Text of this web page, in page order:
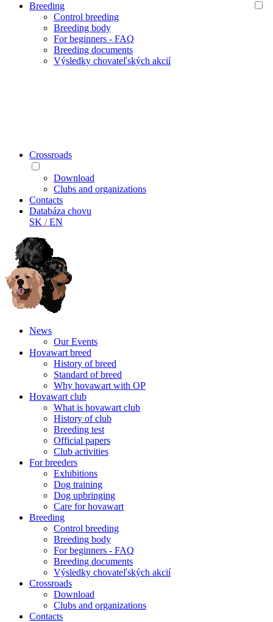
Breeding
Control breeding
Breeding body
For beginners - FAQ
Breeding documents
Výsledky chovateľských akcií
Crossroads
Download
Clubs and organizations
Contacts
Databáza chovu
SK /EN
News
Our Events
Hovawart breed
History of breed
Standard of breed
Why hovawart with OP
Hovawart club
What is hovawart club
History of club
Breeding test
Official papers
Club activities
For breeders
Exhibitions
Dog training
Dog upbringing
Care for hovawart
Breeding
Control breeding
Breeding body
For beginners - FAQ
Breeding documents
Výsledky chovateľských akcií
Crossroads
Download
Clubs and organizations
Contacts